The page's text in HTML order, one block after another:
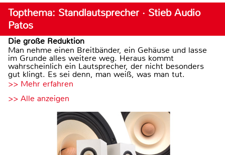
Topthema: Standlautsprecher · Stieb Audio
Patos
Die große Reduktion
Man nehme einen Breitbänder, ein Gehäuse und lasse
im Grunde alles weitere weg. Heraus kommt
wahrscheinlich ein Lautsprecher, der nicht besonders
gut klingt. Es sei denn, man weiß, was man tut.
>> Mehr erfahren
>> Alle anzeigen